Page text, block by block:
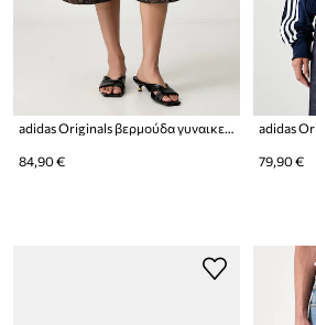
84,90 € 79,90 €